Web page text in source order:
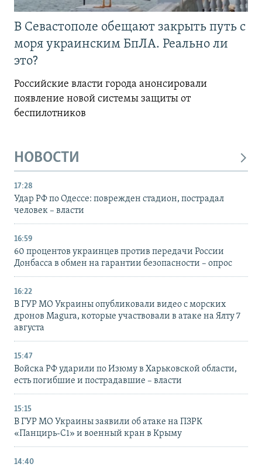
В Севастополе обещают закрыть путь с
моря украинским БпЛА. Реально ли
это?
Российские власти города анонсировали
появление новой системы защиты от
беспилотников
НОВОСТИ
17:28
Удар РФ по Одессе: поврежден стадион, пострадал
человек – власти
16:59
60 процентов украинцев против передачи России
Донбасса в обмен на гарантии безопасности – опрос
16:22
В ГУР МО Украины опубликовали видео с морских
дронов Magura, которые участвовали в атаке на Ялту 7
августа
15:47
Войска РФ ударили по Изюму в Харьковской области,
есть погибшие и пострадавшие – власти
15:15
В ГУР МО Украины заявили об атаке на ПЗРК
«Панцирь-С1» и военный кран в Крыму
14:40